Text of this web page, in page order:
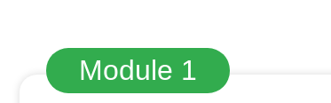
Module 1